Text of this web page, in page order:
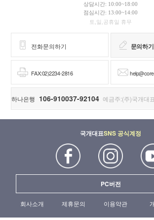
상담시간: 10:00~18:00
점심시간: 13:00~14:00
토,일,공휴일 휴무
전화문의하기 문의하기
FAX:02)2234-2816
하나은행 106-910037-92104 예금주:(주)국개대표
국개대표SNS 공식계정
PC버전
회사소개 제휴문의 이용약관